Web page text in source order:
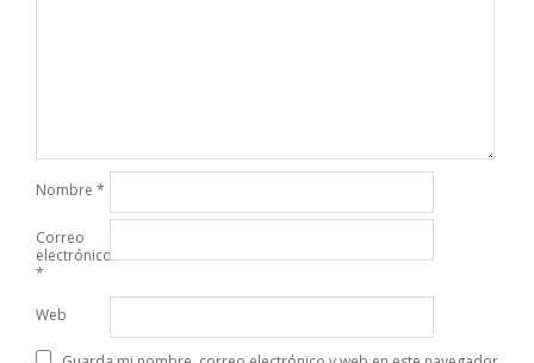
Nombre *
Correo
electrónico
*
Web